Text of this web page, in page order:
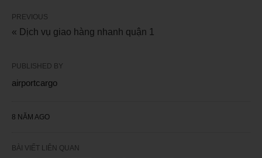
PREVIOUS
« Dịch vụ giao hàng nhanh quận 1
PUBLISHED BY
airportcargo
8 NĂM AGO
BÀI VIẾT LIÊN QUAN